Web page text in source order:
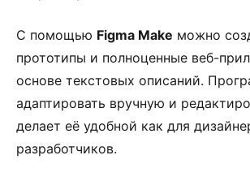
С помощью Figma Make можно
прототипы и полноценные веб-
основе текстовых описаний.
адаптировать вручную и
делает её удобной как для
разработчиков.